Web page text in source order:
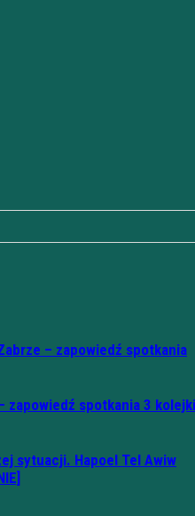
– zapowiedź spotkania
zapowiedź spotkania 3 kolejki
sytuacji. Hapoel Tel Awiw